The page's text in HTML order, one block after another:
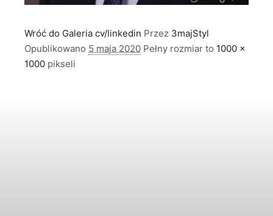
Wróć do Galeria cv/linkedin Przez 3majStyl
Opublikowano 5 maja 2020 Pełny rozmiar to 1000 ×
1000 pikseli